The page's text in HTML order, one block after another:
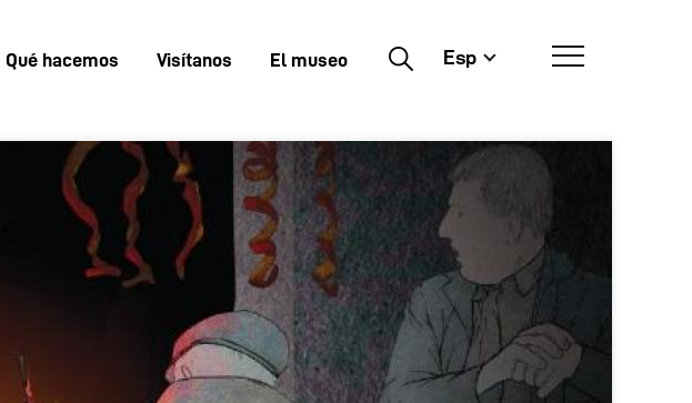
Menú
Qué hacemos Visítanos El museo Buscar Esp